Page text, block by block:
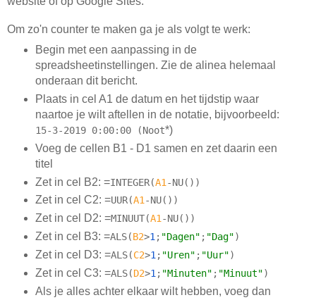
Om zo'n counter te maken ga je als volgt te werk:
Begin met een aanpassing in de
spreadsheetinstellingen. Zie de alinea helemaal
onderaan dit bericht.
Plaats in cel A1 de datum en het tijdstip waar
naartoe je wilt aftellen in de notatie, bijvoorbeeld:
15-3-2019 0:00:00 (Noot*)
Voeg de cellen B1 - D1 samen en zet daarin een
titel
Zet in cel B2: =INTEGER(A1 -NU( ) )
Zet in cel C2: =UUR(A1-NU( ) )
Zet in cel D2: =MINUUT(A1-NU( ) )
Zet in cel B3: =ALS(B2>1; "Dagen" ; "Dag")
Zet in cel D3: =ALS(C2>1; "Uren" ; "Uur")
Zet in cel C3: =ALS(D2>1; "Minuten" ; "Minuut")
Als je alles achter elkaar wilt hebben, voeg dan